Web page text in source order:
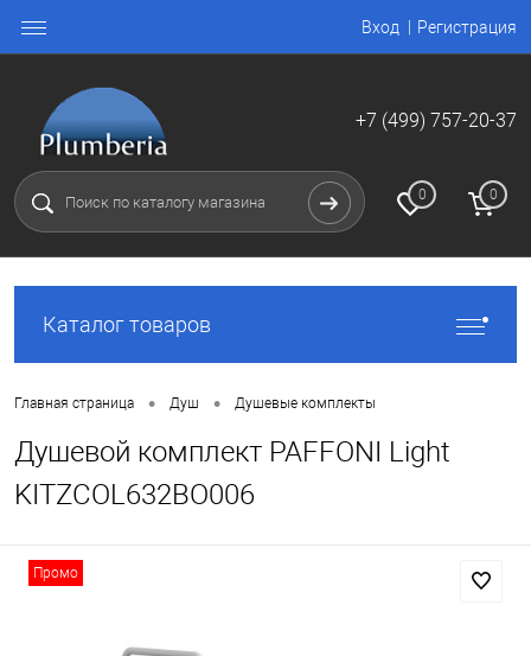
Вход Регистрация
+7 (499) 757-20-37
0 0
Каталог товаров
Главная страница • Душ • Душевые комплекты
Душевой комплект PAFFONI Light
KITZCOL632BO006
Промо